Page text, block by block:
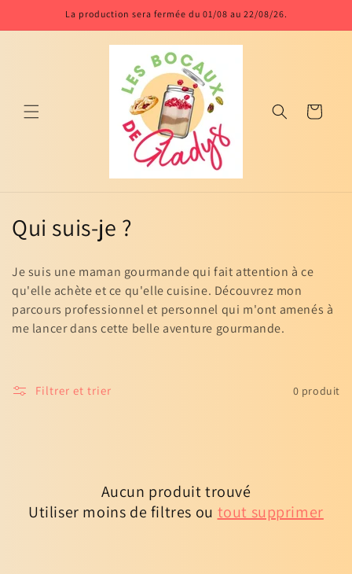
au
La production sera fermée du 01/08 au 22/08/26.
Panier
C
l
l
c
Qui suis-je ?
Je suis une maman gourmande qui fait attention à ce
qu'elle achète et ce qu'elle cuisine. Découvrez mon
parcours professionnel et personnel qui m'ont amenés à
me lancer dans cette belle aventure gourmande.
Filtrer et trier 0 produit
Aucun produit trouvé
Utiliser moins de filtres ou tout supprimer